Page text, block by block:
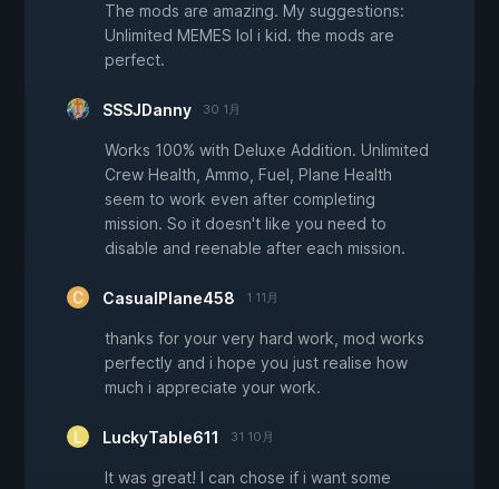
The mods are amazing. My suggestions:
Unlimited MEMES lol i kid. the mods are
perfect.
SSSJDanny 30 1月
Works 100% with Deluxe Addition. Unlimited
Crew Health, Ammo, Fuel, Plane Health
seem to work even after completing
mission. So it doesn't like you need to
disable and reenable after each mission.
CasualPlane458 1 11月
thanks for your very hard work, mod works
perfectly and i hope you just realise how
much i appreciate your work.
LuckyTable611 31 10月
It was great! I can chose if i want some